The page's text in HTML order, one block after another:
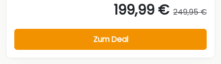
199,99 € 249,95 €
Zum Deal